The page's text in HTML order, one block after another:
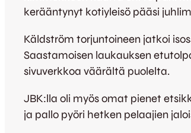
kerääntynyt kotiyleisö pääsi
Käldström torjuntoineen jatkoi
Saastamoisen laukauksen
sivuverkkoa väärältä puolelta.
JBK:lla oli myös omat pienet
ja pallo pyöri hetken pelaajien